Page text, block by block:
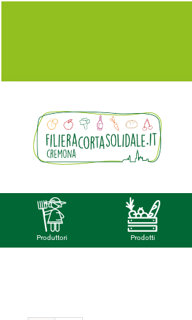
Produttori Prodotti